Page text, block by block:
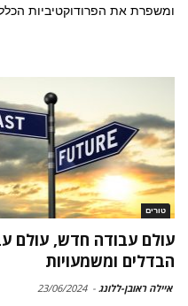
ומשפרת את הפרודוקטיביות
טורים
עולם עבודה חדש, עולם
הבדלים ומשמעויות
איילה ראובן-ללונג -
23/06/2024